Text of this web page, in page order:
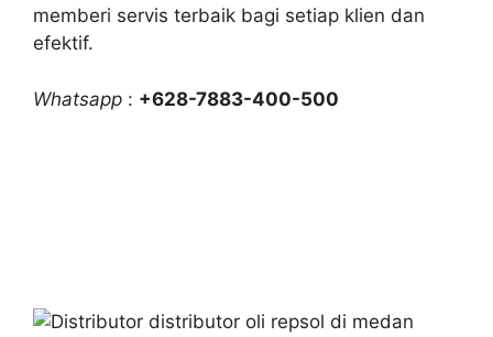
memberi servis terbaik bagi setiap klien dan
efektif.
Whatsapp : +628-7883-400-500